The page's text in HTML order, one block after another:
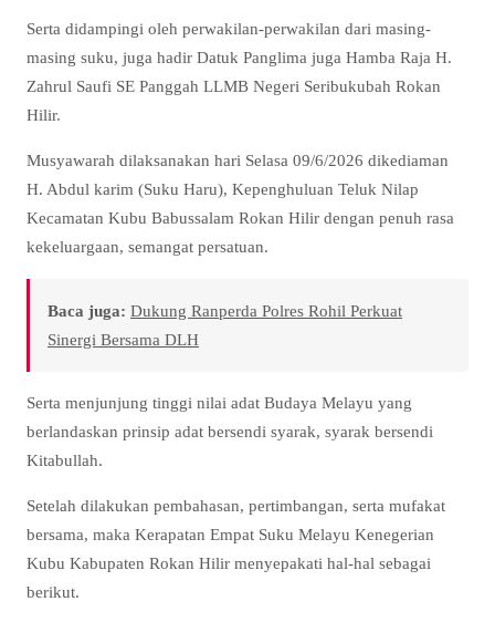
Serta didampingi oleh perwakilan-perwakilan dari masing-
masing suku, juga hadir Datuk Panglima juga Hamba Raja H.
Zahrul Saufi SE Panggah LLMB Negeri Seribukubah Rokan
Hilir.
Musyawarah dilaksanakan hari Selasa 09/6/2026 dikediaman
H. Abdul karim (Suku Haru), Kepenghuluan Teluk Nilap
Kecamatan Kubu Babussalam Rokan Hilir dengan penuh rasa
kekeluargaan, semangat persatuan.
Baca juga: Dukung Ranperda Polres Rohil Perkuat
Sinergi Bersama DLH
Serta menjunjung tinggi nilai adat Budaya Melayu yang
berlandaskan prinsip adat bersendi syarak, syarak bersendi
Kitabullah.
Setelah dilakukan pembahasan, pertimbangan, serta mufakat
bersama, maka Kerapatan Empat Suku Melayu Kenegerian
Kubu Kabupaten Rokan Hilir menyepakati hal-hal sebagai
berikut.